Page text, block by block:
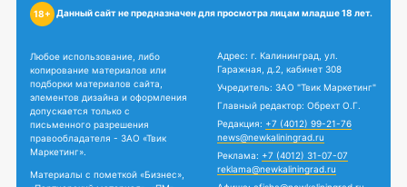
18+ Данный сайт не предназначен для просмотра лицам младше 18 лет.
Любое использование, либо
копирование материалов или
подборки материалов сайта,
элементов дизайна и оформления
допускается только с
письменного разрешения
правообладателя - ЗАО «Твик
Маркетинг».
Материалы с пометкой «Бизнес»,
Адрес: г. Калининград, ул.
Гаражная, д.2, кабинет 308
Учредитель: ЗАО "Твик Маркетинг"
Главный редактор: Обрехт О.Г.
Редакция: +7 (4012) 99-21-76
news@newkaliningrad.ru
Реклама: +7 (4012) 31-07-07
reklama@newkaliningrad.ru